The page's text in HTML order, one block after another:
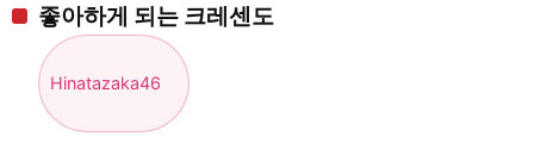
좋아하게 되는 크레센도
Hinatazaka46